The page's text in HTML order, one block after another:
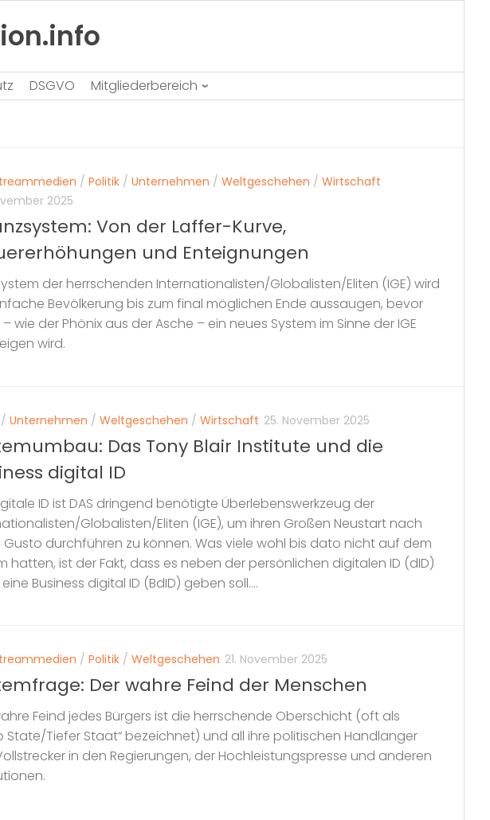
DSGVO Mitgliederbereich
/ Politik / Unternehmen / Weltgeschehen / Wirtschaft
2025
Von der Laffer-Kurve,
und Enteignungen
der herrschenden Internationalisten/Globalisten/Eliten (IGE) wird
Bevölkerung bis zum final möglichen Ende aussaugen, bevor
wie der Phönix aus der Asche – ein neues System im Sinne der IGE
wird.
/ Unternehmen / Weltgeschehen / Wirtschaft 25. November 2025
Das Tony Blair Institute und die
digital ID
ID ist DAS dringend benötigte Überlebenswerkzeug der
Globalisten/Eliten (IGE), um ihren Großen Neustart nach
Gusto durchführen zu können. Was viele wohl bis dato nicht auf dem
hatten, ist der Fakt, dass es neben der persönlichen digitalen ID (dID)
Business digital ID (BdID) geben soll....
/ Politik / Weltgeschehen 21. November 2025
Der wahre Feind der Menschen
Feind jedes Bürgers ist die herrschende Oberschicht (oft als
State/Tiefer Staat“ bezeichnet) und all ihre politischen Handlanger
in den Regierungen, der Hochleistungspresse und anderen